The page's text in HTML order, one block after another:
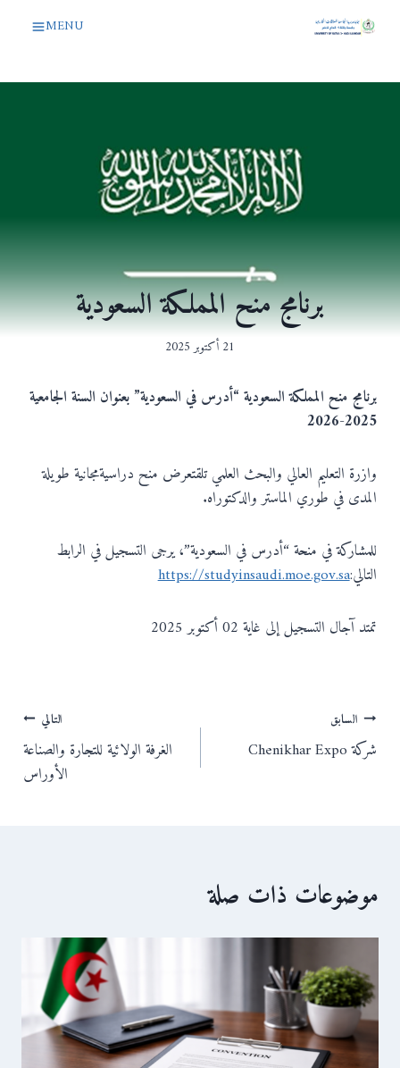
MENU
برنامج منح المملكة السعودية
21 أكتوبر 2025
برنامج منح المملكة السعودية “أدرس في السعودية” بعنوان السنة الجامعية
2025-2026
وازرة التعليم العالي والبحث العلمي تلقتعرض منح دراسيةمجانية طويلة
المدى في طوري الماستر والدكتوراه.
للمشاركة في منحة “أدرس في السعودية”، يرجى التسجيل في الرابط
التالي:https://studyinsaudi.moe.gov.sa
تمتد آجال التسجيل إلى غاية 02 أكتوبر 2025
تصفّح
المقالات
السابق
شركة Chenikhar Expo
التالي
الغرفة الولائية للتجارة والصناعة
الأوراس
موضوعات ذات صلة